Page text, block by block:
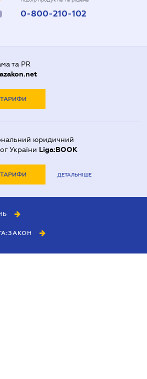
0-800-210-102
та PR
ТАРИФИ
юридичний
України Liga:BOOK
ТАРИФИ ДЕТАЛЬНІШЕ